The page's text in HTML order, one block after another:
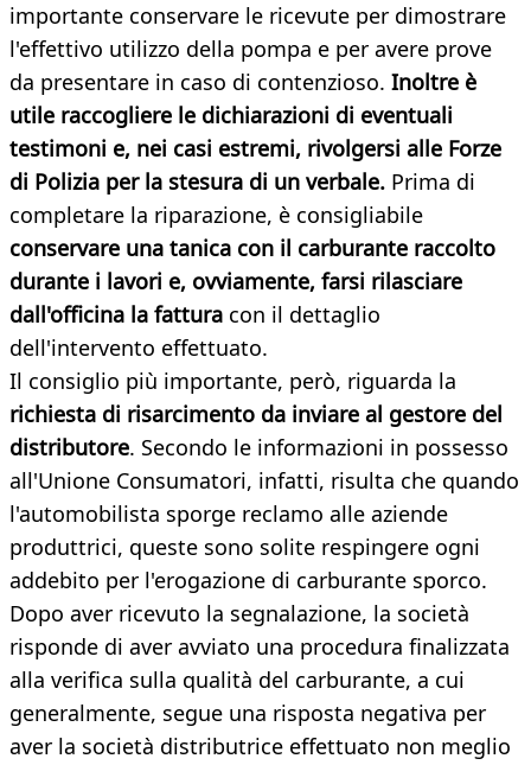
importante conservare le ricevute per dimostrare
l'effettivo utilizzo della pompa e per avere prove
da presentare in caso di contenzioso. Inoltre è
utile raccogliere le dichiarazioni di eventuali
testimoni e, nei casi estremi, rivolgersi alle Forze
di Polizia per la stesura di un verbale. Prima di
completare la riparazione, è consigliabile
conservare una tanica con il carburante raccolto
durante i lavori e, ovviamente, farsi rilasciare
dall'officina la fattura con il dettaglio
dell'intervento effettuato.
Il consiglio più importante, però, riguarda la
richiesta di risarcimento da inviare al gestore del
distributore. Secondo le informazioni in possesso
all'Unione Consumatori, infatti, risulta che quando
l'automobilista sporge reclamo alle aziende
produttrici, queste sono solite respingere ogni
addebito per l'erogazione di carburante sporco.
Dopo aver ricevuto la segnalazione, la società
risponde di aver avviato una procedura finalizzata
alla verifica sulla qualità del carburante, a cui
generalmente, segue una risposta negativa per
aver la società distributrice effettuato non meglio